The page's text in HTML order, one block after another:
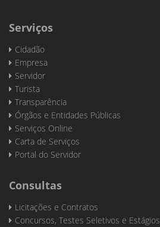
Serviços
Cidadão
Empresa
Servidor
Turista
Transparência
Órgãos e Entidades Públicas
Serviços Online
Carta de Serviços
Portal do Servidor
Consultas
Licitações e Contratos
Concursos, Testes Seletivos e Estágios